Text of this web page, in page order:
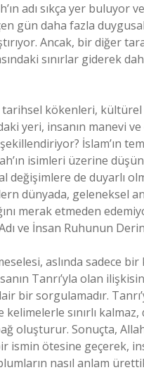
adı sıkça yer buluyor
gün daha fazla
Ancak, bir diğer
sınırlar giderek
tarihsel kökenleri,
yeri, insanın manevi ve
şekillendiriyor? İslam’ın
isimleri üzerine
değişimlere de duyarlı
dünyada, geleneksel
merak etmeden
Adı ve İnsan Ruhunun
aslında sadece
Tanrı’yla olan
bir sorgulamadır.
kelimelerle sınırlı
oluşturur. Sonuçta,
ismin ötesine geçerek,
nasıl anlam